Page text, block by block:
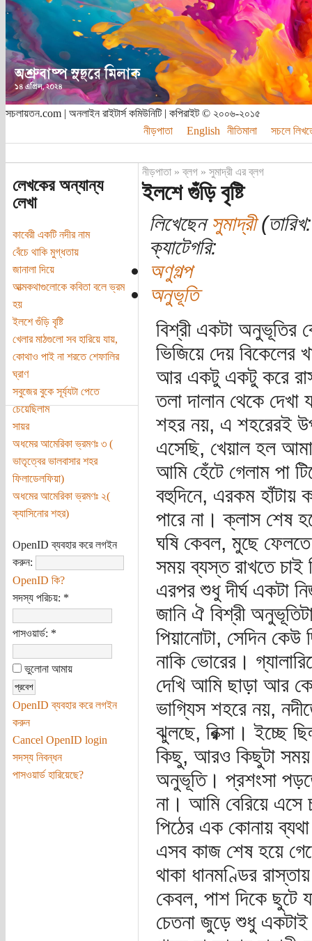
সচলায়তন.com | অনলাইন রাইটার্স কমিউনিটি | কপিরাইট © ২০০৬-২০১৫
নীড়পাতা
English নীতিমালা সচলে
লেখকের অন্যান্য
লেখা
কাবেরী একটি নদীর নাম
বেঁচে থাকি মুগ্ধতায়
জানালা দিয়ে
আত্মকথাগুলোকে কবিতা বলে ভ্রম
হয়
ইলশে গুঁড়ি বৃষ্টি
খেলার মাঠগুলো সব হারিয়ে যায়,
কোথাও পাই না শরতে শেফালির
ঘ্রাণ
সবুজের বুকে সূর্য্যটা পেতে
চেয়েছিলাম
সায়র
অধমের আমেরিকা ভ্রমণঃ ৩ (
ভাতৃত্বের ভালবাসার শহর
ফিলাডেলফিয়া)
অধমের আমেরিকা ভ্রমণঃ ২(
ক্যাসিনোর শহর)
OpenID ব্যবহার করে লগইন
করুন:
OpenID কি?
সদস্য পরিচয়: *
পাসওয়ার্ড: *
ভুলোনা আমায়
OpenID ব্যবহার করে লগইন
করুন
Cancel OpenID login
সদস্য নিবন্ধন
পাসওয়ার্ড হারিয়েছে?
নীড়পাতা»ব্লগ» সুমাদ্রী এর ব্লগ
ইলশে গুঁড়ি বৃষ্টি
লিখেছেনসুমাদ্রী
ক্যাটেগরি:
অণুগল্প
অনুভূতি
বিশ্রী একটা অনুভূতির
ভিজিয়ে দেয়
আর একটু একটু করে
তলা দালান থেকে
শহর নয়, এ শহরেরই
এসেছি, খেয়াল হল
আমি হেঁটে গেলাম পা
বহুদিনে, এরকম হাঁটায়
পারে না। ক্লাস শেষ
ঘষি কেবল, মুছে
সময় ব্যস্ত রাখতে
এরপর শুধু দীর্ঘ একটা
জানি ঐ বিশ্রী
পিয়ানোটা, সেদিন কেউ
নাকি ভোরের।
দেখি আমি ছাড়া আর
ভাগ্যিস শহরে নয়,
ঝুলছে, রিক্সা। ইচ্ছে
কিছু, আরও কিছুটা সময়
অনুভূতি। প্রশংসা
না। আমি বেরিয়ে এসে
পিঠের এক কোনায়
এসব কাজ শেষ হয়ে
থাকা ধানমণ্ডির
কেবল, পাশ দিকে ছুটে
চেতনা জুড়ে শুধু